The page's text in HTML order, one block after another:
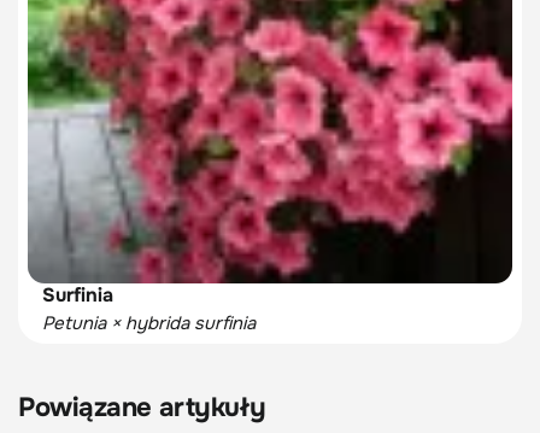
Surfinia
Petunia × hybrida surfinia
Powiązane artykuły